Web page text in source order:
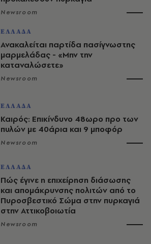
Newsroom
ΕΛΛΑΔΑ
Ανακαλείται παρτίδα πασίγνωστης
μαρμελάδας - «Μην την
καταναλώσετε»
Newsroom
ΕΛΛΑΔΑ
Καιρός: Επικίνδυνο 48ωρο προ των
πυλών με 40άρια και 9 μποφόρ
Newsroom
ΕΛΛΑΔΑ
Πώς έγινε η επιχείρηση διάσωσης
και απομάκρυνσης πολιτών από το
Πυροσβεστικό Σώμα στην πυρκαγιά
στην Αττικοβοιωτία
Newsroom